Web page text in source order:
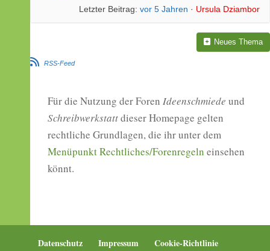
Letzter Beitrag: vor 5 Jahren · Ursula Dziambor
Neues Thema
RSS-Feed
Für die Nutzung der Foren Ideenschmiede und
Schreibwerkstattdieser Homepage gelten
rechtliche Grundlagen, die ihr unter dem
Menüpunkt Rechtliches/Forenregeln einsehen
könnt.
Datenschutz Impressum Cookie-Richtlinie